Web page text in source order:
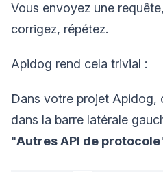
Vous envoyez une
corrigez, répétez.
Apidog rend cela trivial :
Dans votre projet Apidog,
dans la barre latérale
"Autres API de protocole